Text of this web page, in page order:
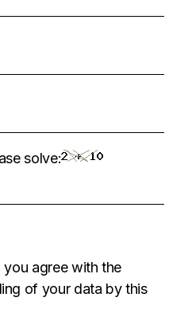
solve:
you agree with the
of your data by this